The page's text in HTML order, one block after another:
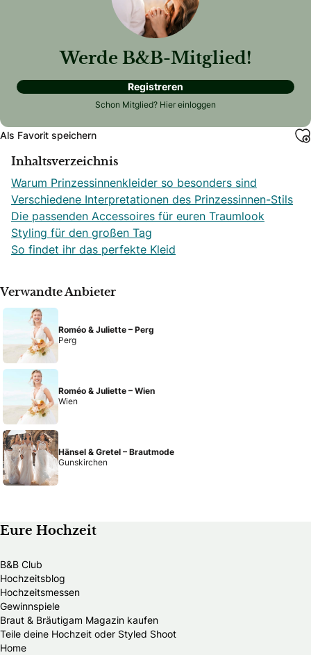
Werde B&B-Mitglied!
Registreren
Schon Mitglied? Hier einloggen
Als Favorit speichern
Inhaltsverzeichnis
Warum Prinzessinnenkleider so besonders sind
Verschiedene Interpretationen des Prinzessinnen-Stils
Die passenden Accessoires für euren Traumlook
Styling für den großen Tag
So findet ihr das perfekte Kleid
Verwandte Anbieter
Roméo & Juliette – Perg
Perg
Roméo & Juliette – Wien
Wien
Hänsel & Gretel – Brautmode
Gunskirchen
Eure Hochzeit
B&B Club
Hochzeitsblog
Hochzeitsmessen
Gewinnspiele
Braut & Bräutigam Magazin kaufen
Teile deine Hochzeit oder Styled Shoot
Home